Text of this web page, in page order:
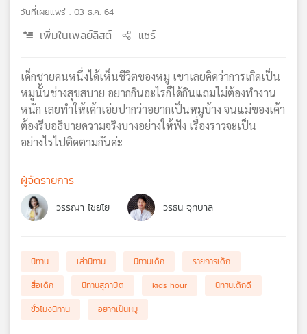
แผนที่
วิทยุ
เครือ
ข่าย
วันที่เผยแพร่ : 03 ธ.ค. 64
เพิ่มในเพลย์ลิสต์ แชร์
เด็กชายคนหนึ่งได้เห็นชีวิตของหมู เขาเลยคิดว่าการเกิดเป็น
หมูนั้นช่างสุขสบาย อยากกินอะไรก็ได้กินแถมไม่ต้องทำงาน
หนัก เลยทำให้เค้าเอ่ยปากว่าอยากเป็นหมูบ้าง จนแม่ของเค้า
ต้องรีบอธิบายความจริงบางอย่างให้ฟัง เรื่องราวจะเป็น
อย่างไรไปติดตามกันค่ะ
ผู้จัดรายการ
วรรญา ไชยโย วรธน จุทบาล
นิทาน เล่านิทาน นิทานเด็ก
รายการเด็ก
สื่อเด็ก
นิทานสุภาษิต kids hour
นิทานเด็กดี
ชั่วโมงนิทาน
อยากเป็นหมู